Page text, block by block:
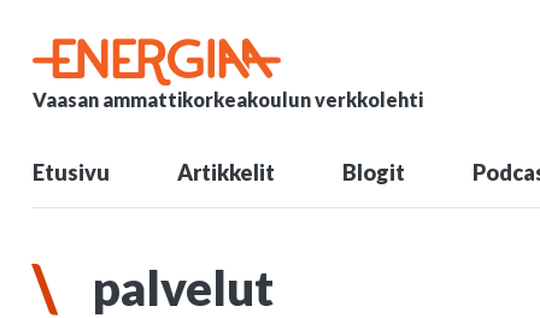
Vaasan ammattikorkeakoulun verkkolehti
Etusivu Artikkelit Blogit
palvelut